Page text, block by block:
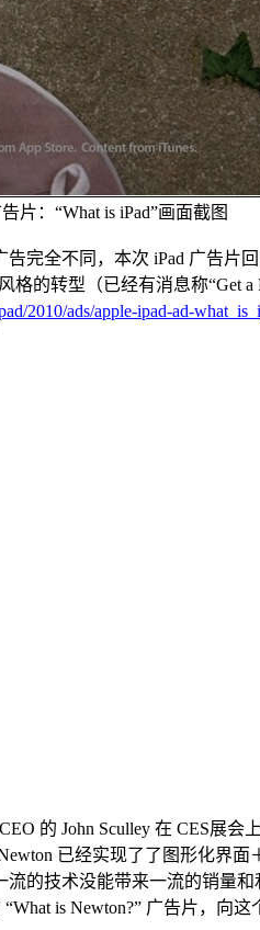
片：“What is iPad”画面截图
告完全不同，本次 iPad 广告片
的转型（已经有消息称“Get a
2010/ads/apple-ipad-ad-
的 John Sculley 在 CES展会
已经实现了了图形化界
流的技术没能带来一流的销量
is Newton?” 广告片，向